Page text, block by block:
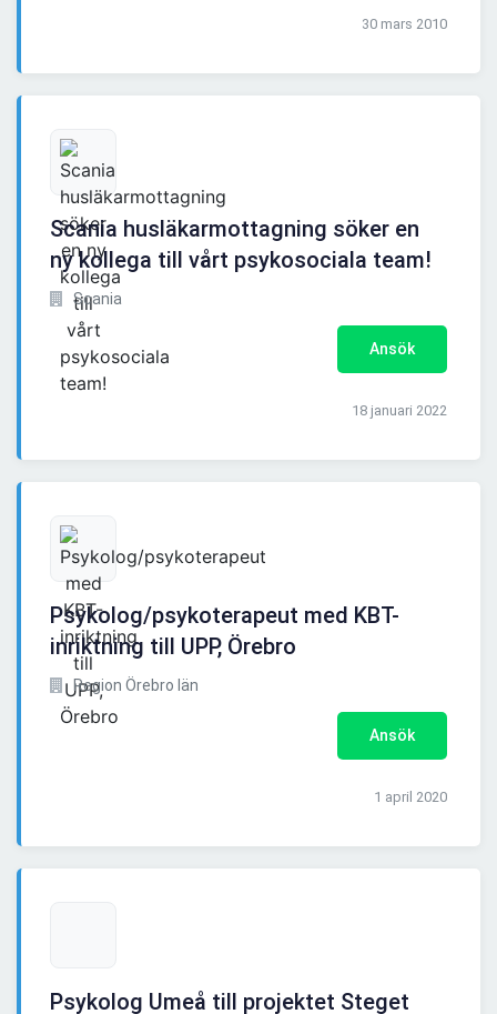
30 mars 2010
Scania husläkarmottagning söker en
ny kollega till vårt psykosociala team!
Scania
Ansök
18 januari 2022
Psykolog/psykoterapeut med KBT-
inriktning till UPP, Örebro
Region Örebro län
Ansök
1 april 2020
Psykolog Umeå till projektet Steget